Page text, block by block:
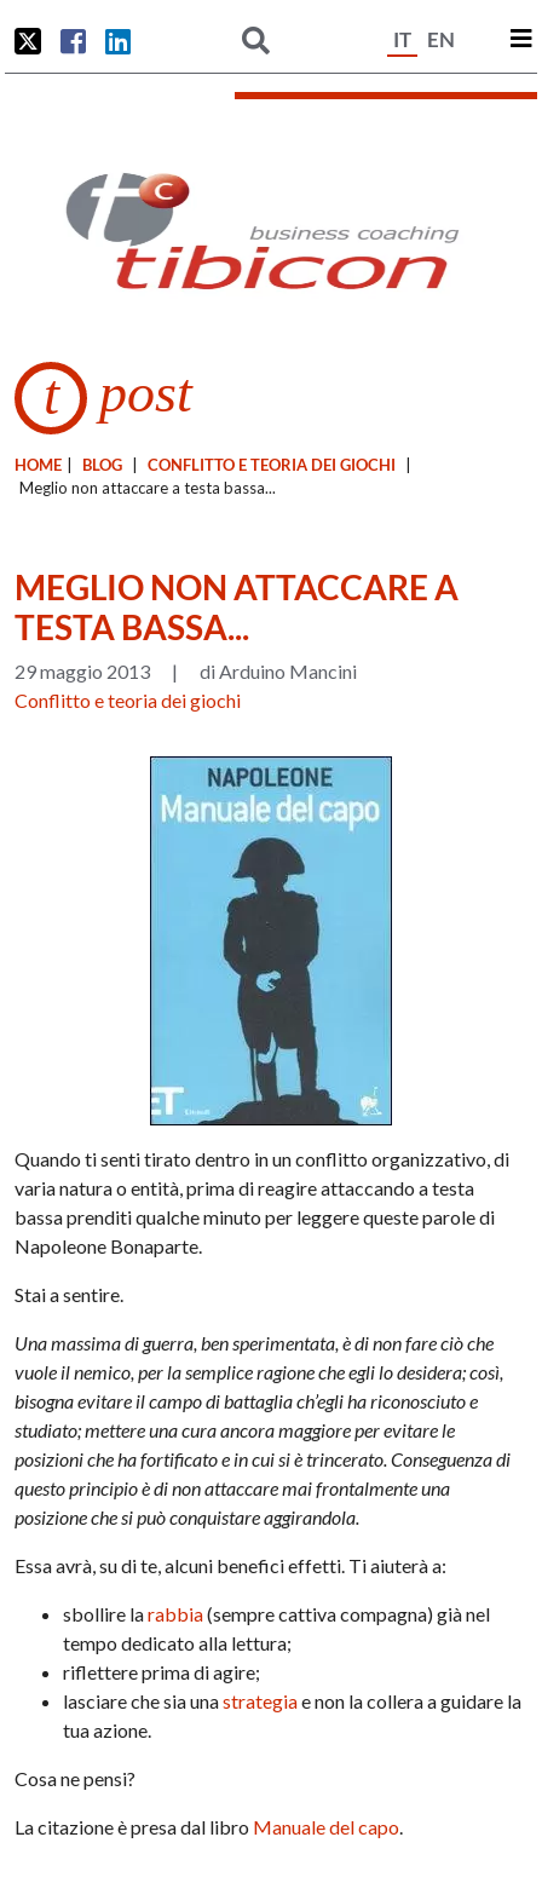
IT EN
t post
HOME BLOG CONFLITTO E TEORIA DEI GIOCHI
Meglio non attaccare a testa bassa...
MEGLIO NON ATTACCARE A
TESTA BASSA...
29 maggio 2013 |
di Arduino Mancini
Conflitto e teoria dei giochi
Quando ti senti tirato dentro in un conflitto organizzativo, di
varia natura o entità, prima di reagire attaccando a testa
bassa prenditi qualche minuto per leggere queste parole di
Napoleone Bonaparte.
Stai a sentire.
Una massima di guerra, ben sperimentata, è di non fare ciò che
vuole il nemico, per la semplice ragione che egli lo desidera; così,
bisogna evitare il campo di battaglia ch’egli ha riconosciuto e
studiato; mettere una cura ancora maggiore per evitare le
posizioni che ha fortificato e in cui si è trincerato. Conseguenza di
questo principio è di non attaccare mai frontalmente una
posizione che si può conquistare aggirandola.
Essa avrà, su di te, alcuni benefici effetti. Ti aiuterà a:
sbollire larabbia(sempre cattiva compagna) già nel
tempo dedicato alla lettura;
riflettere prima di agire;
lasciare che sia unastrategiae non la collera a guidare la
tua azione.
Cosa ne pensi?
La citazione è presa dal libro Manuale del capo.